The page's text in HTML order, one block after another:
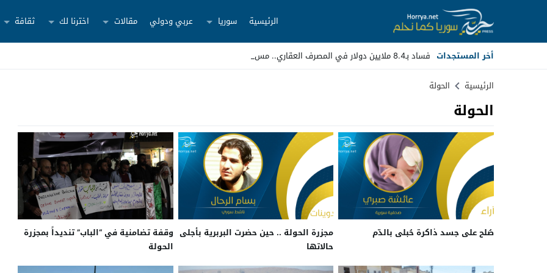
الرئيسية سوريا عربي ودولي مقالات اخترنا لك ثقافة
أخر المستجدات فساد بـ8.4 ملايين دولار في المصرف العقاري.. مسؤولون _
Stop
Next
الرئيسية الحولة
الحولة
صُلح على جسد ذاكرة حُبلى بالدّم
مجزرة الحولة .. حين حضرت البربرية بأجلى
حالاتها
وقفة تضامنية في “الباب” تنديداً بمجزرة
الحولة